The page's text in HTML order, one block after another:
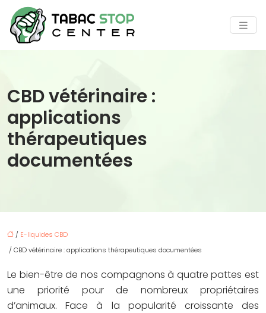
CBD vétérinaire :
applications
thérapeutiques
documentées
/ E-liquides CBD
/ CBD vétérinaire : applications thérapeutiques documentées
Le bien-être de nos compagnons à quatre pattes est
une priorité pour de nombreux propriétaires
d’animaux. Face à la popularité croissante des